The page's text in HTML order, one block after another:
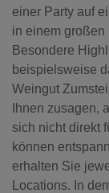
einer Party auf
in einem großen
Besondere
beispielsweise
Weingut
Ihnen zusagen,
sich nicht direkt
können
erhalten Sie
Locations. In